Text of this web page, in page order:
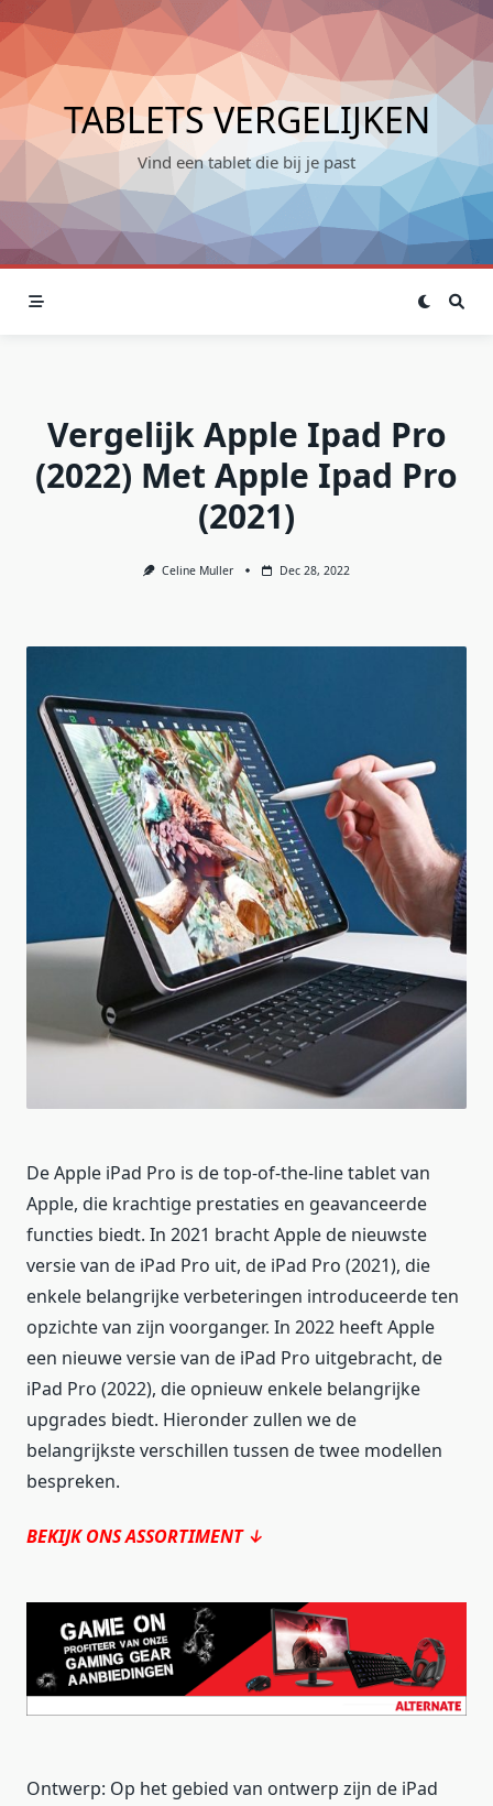
Skip
to
content
TABLETS VERGELIJKEN
Vind een tablet die bij je past
Vergelijk Apple Ipad Pro
(2022) Met Apple Ipad Pro
(2021)
Celine Muller Dec 28, 2022
De Apple iPad Pro is de top-of-the-line tablet van
Apple, die krachtige prestaties en geavanceerde
functies biedt. In 2021 bracht Apple de nieuwste
versie van de iPad Pro uit, de iPad Pro (2021), die
enkele belangrijke verbeteringen introduceerde ten
opzichte van zijn voorganger. In 2022 heeft Apple
een nieuwe versie van de iPad Pro uitgebracht, de
iPad Pro (2022), die opnieuw enkele belangrijke
upgrades biedt. Hieronder zullen we de
belangrijkste verschillen tussen de twee modellen
bespreken.
BEKIJK ONS ASSORTIMENT ↓
Ontwerp: Op het gebied van ontwerp zijn de iPad